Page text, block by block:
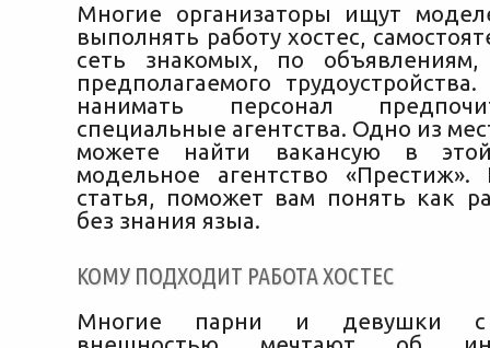
Многие организаторы ищут
выполнять работу хостес,
сеть знакомых, по
предполагаемого
нанимать персонал
специальные агентства. Одно из
можете найти вакансую в
модельное агентство «Престиж».
статья, поможет вам понять как
без знания языа.
КОМУ ПОДХОДИТ РАБОТА ХОСТЕС
Многие парни и девушки с